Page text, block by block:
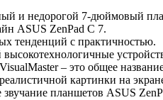
и недорогой 7-дюймовый
ASUS ZenPad C 7.
тенденций с практичностью.
– это общее
картинки на
планшетов ASUS